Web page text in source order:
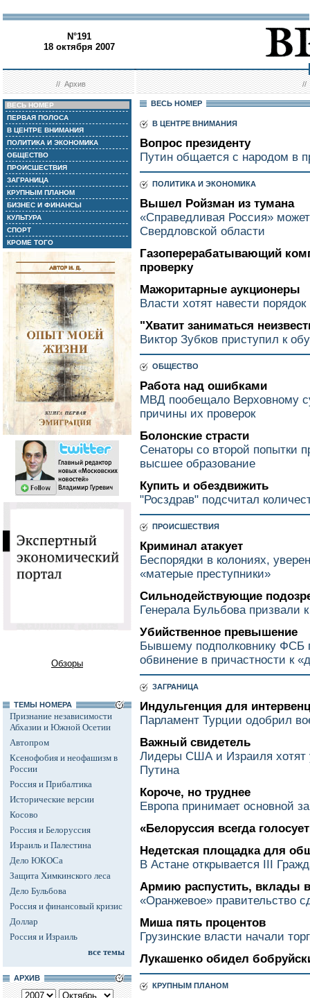
N°191
18 октября 2007
//Архив //
ВЕСЬ НОМЕР
ПЕРВАЯ ПОЛОСА
В ЦЕНТРЕ ВНИМАНИЯ
ПОЛИТИКА И ЭКОНОМИКА
ОБЩЕСТВО
ПРОИСШЕСТВИЯ
ЗАГРАНИЦА
КРУПНЫМ ПЛАНОМ
БИЗНЕС И ФИНАНСЫ
КУЛЬТУРА
СПОРТ
КРОМЕ ТОГО
Обзоры
ТЕМЫ НОМЕРА
Признание независимости
Абхазии и Южной Осетии
Автопром
Ксенофобия и неофашизм в
России
Россия и Прибалтика
Исторические версии
Косово
Россия и Белоруссия
Израиль и Палестина
Дело ЮКОСа
Защита Химкинского леса
Дело Бульбова
Россия и финансовый кризис
Доллар
Россия и Израиль
все темы
АРХИВ
ВЕСЬ НОМЕР
В ЦЕНТРЕ ВНИМАНИЯ
Вопрос президенту
Путин общается с народом в
ПОЛИТИКА И ЭКОНОМИКА
Вышел Ройзман из тумана
«Справедливая Россия»
Свердловской области
Газоперерабатывающий
проверку
Мажоритарные аукционеры
Власти хотят навести порядок
"Хватит заниматься
Виктор Зубков приступил к
ОБЩЕСТВО
Работа над ошибками
МВД пообещало Верховному
причины их проверок
Болонские страсти
Сенаторы со второй попытки
высшее образование
Купить и обездвижить
"Росздрав" подсчитал
ПРОИСШЕСТВИЯ
Криминал атакует
Беспорядки в колониях,
«матерые преступники»
Сильнодействующие
Генерала Бульбова призвали
Убийственное превышение
Бывшему подполковнику ФСБ
обвинение в причастности к
ЗАГРАНИЦА
Индульгенция для
Парламент Турции одобрил
Важный свидетель
Лидеры США и Израиля хотят
Путина
Короче, но труднее
Европа принимает основной
«Белоруссия всегда
Недетская площадка для
В Астане открывается III
Армию распустить, вклады
«Оранжевое» правительство
Миша пять процентов
Грузинские власти начали
Лукашенко обидел
КРУПНЫМ ПЛАНОМ